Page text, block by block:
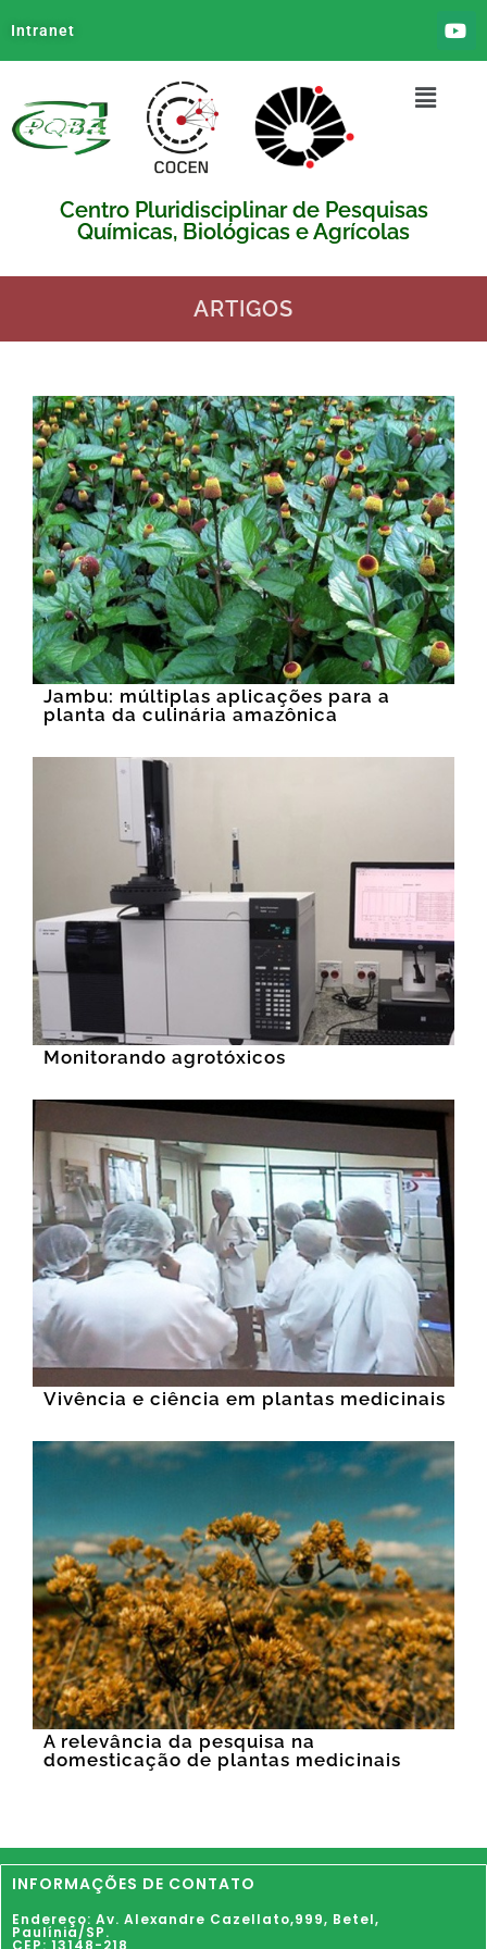
Intranet
Centro Pluridisciplinar de Pesquisas
Químicas, Biológicas e Agrícolas
ARTIGOS
Jambu: múltiplas aplicações para a
planta da culinária amazônica
Monitorando agrotóxicos
Vivência e ciência em plantas medicinais
A relevância da pesquisa na
domesticação de plantas medicinais
INFORMAÇÕES DE CONTATO
Endereço: Av. Alexandre Cazellato,999, Betel,
Paulínia/SP.